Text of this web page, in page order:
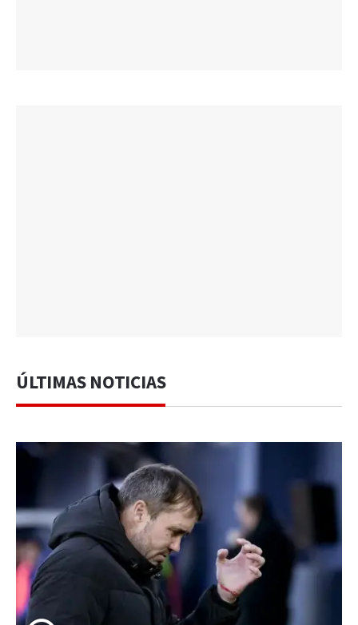
ÚLTIMAS NOTICIAS